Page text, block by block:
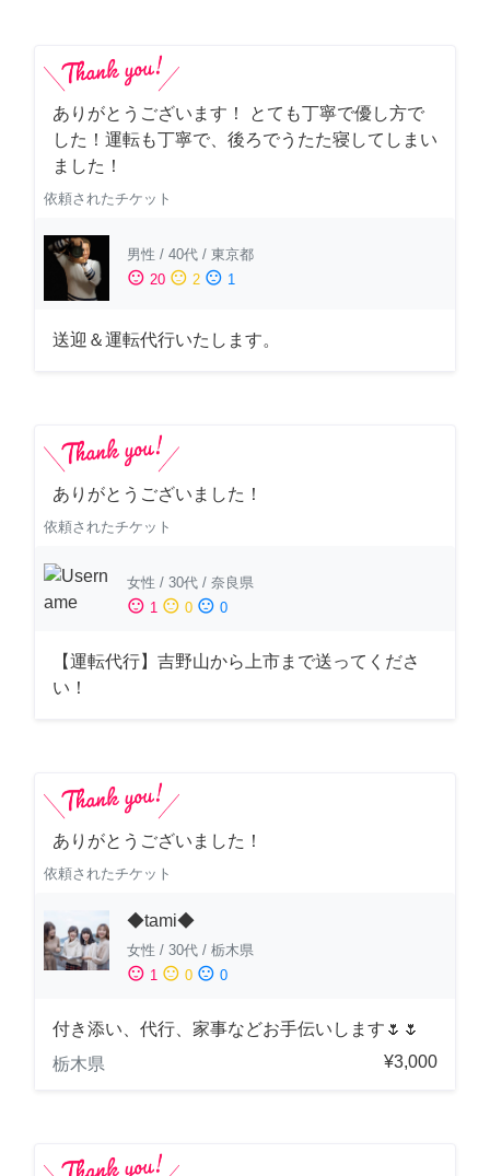
ありがとうございます！ とても丁寧で優し方で
した！運転も丁寧で、後ろでうたた寝してしまい
ました！
依頼されたチケット
男性 / 40代 / 東京都
sentiment_satisfied 20 sentiment_neutral 2 sentiment_dissatisfied 1
送迎＆運転代行いたします。
ありがとうございました！
依頼されたチケット
女性 / 30代 / 奈良県
sentiment_satisfied 1 sentiment_neutral 0 sentiment_dissatisfied 0
【運転代行】吉野山から上市まで送ってくださ
い！
ありがとうございました！
依頼されたチケット
◆tami◆
女性 / 30代 / 栃木県
sentiment_satisfied 1 sentiment_neutral 0 sentiment_dissatisfied 0
付き添い、代行、家事などお手伝いします🌷🌷
栃木県
¥3,000